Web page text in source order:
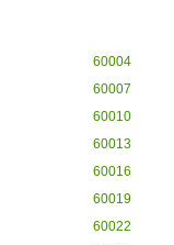
60004
60007
60010
60013
60016
60019
60022